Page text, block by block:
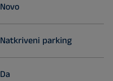
Novo
Natkriveni parking
Da